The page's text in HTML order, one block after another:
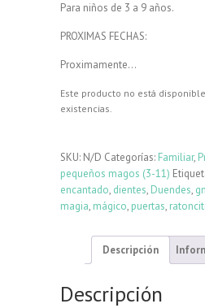
Para niños de 3 a 9 años.
PROXIMAS FECHAS:
Proximamente…
Este producto no está
existencias.
SKU: N/D Categorías: Familiar,
pequeños magos (3-11)
encantado, dientes, Duendes,
magia, mágico, puertas,
Descripción
Descripción